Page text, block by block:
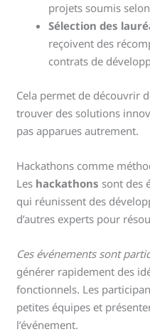
projets soumis
Sélection des
reçoivent des
contrats de
Cela permet de découvrir
trouver des solutions
pas apparues autrement.
Hackathons comme
Les hackathons sont des
qui réunissent des
d’autres experts pour
Ces événements sont
générer rapidement des
fonctionnels. Les
petites équipes et
l’événement.